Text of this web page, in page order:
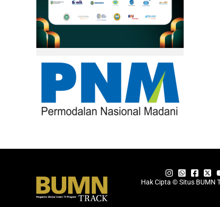
Hak Cipta © Situs BUMN